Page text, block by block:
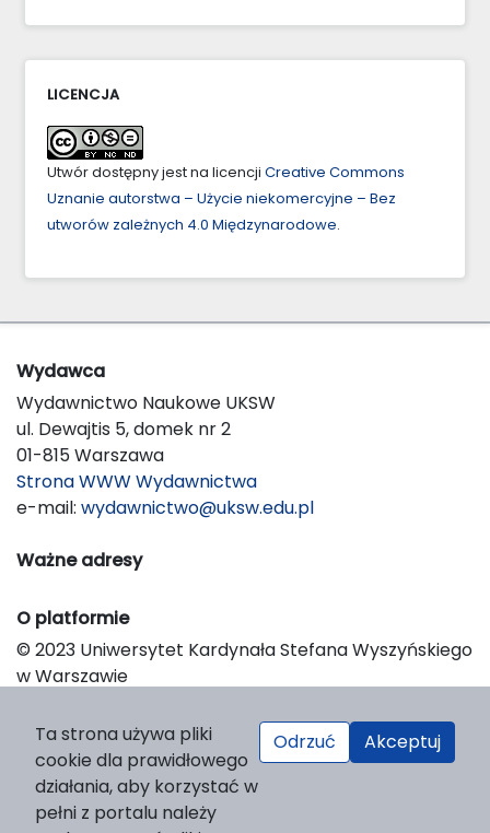
LICENCJA
Utwór dostępny jest na licencji Creative Commons
Uznanie autorstwa – Użycie niekomercyjne – Bez
utworów zależnych 4.0 Międzynarodowe.
Wydawca
Wydawnictwo Naukowe UKSW
ul. Dewajtis 5, domek nr 2
01-815 Warszawa
Strona WWW Wydawnictwa
e-mail: wydawnictwo@uksw.edu.pl
Ważne adresy
O platformie
© 2023 Uniwersytet Kardynała Stefana Wyszyńskiego
w Warszawie
Platform & Workflow by OJS/PKP
Ta strona używa pliki
cookie dla prawidłowego
działania, aby korzystać w
pełni z portalu należy
Odrzuć Akceptuj